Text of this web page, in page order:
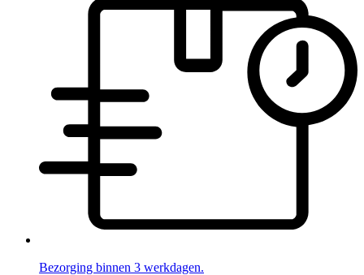
Bezorging binnen 3 werkdagen.